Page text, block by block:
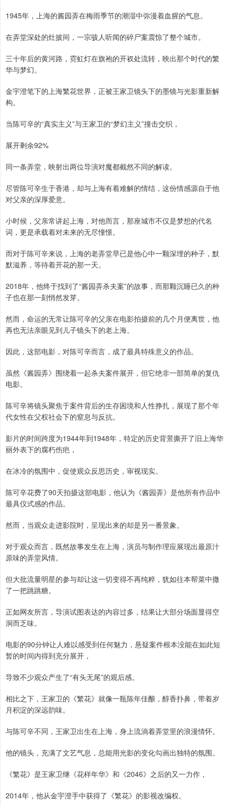
1945年，上海的酱园弄在梅雨季节的潮湿中弥漫着血腥的气息。
在弄堂深处的灶披间，一宗骇人听闻的碎尸案震惊了整个城市。
三十年后的黄河路，霓虹灯在旗袍的开衩处流转，映出那个时代的繁
华与梦幻。
金宇澄笔下的上海繁花世界，正被王家卫镜头下的墨镜与光影重新解
构。
当陈可辛的“真实主义”与王家卫的“梦幻主义”撞击交织，
展开剩余92%
同一条弄堂，映射出两位导演对魔都截然不同的解读。
尽管陈可辛生于香港，却与上海有着难解的情结，这份情感源自于他
对父亲的深厚爱意。
小时候，父亲常讲起上海，对他而言，那座城市不仅是梦想的代名
词，更是承载着对未来的无尽憧憬。
而对于陈可辛来说，上海的老弄堂早已是他心中一颗深埋的种子，默
默滋养，等待着开花的那一天。
2018年，他终于找到了“酱园弄杀夫案”的故事，而那颗沉睡已久的种
子也在那一刻悄然发芽。
然而，命运的无常让陈可辛的父亲在电影拍摄前的几个月便离世，他
再也无法亲眼见到儿子镜头下的老上海。
因此，这部电影，对陈可辛而言，成了最具特殊意义的作品。
虽然《酱园弄》围绕着一起杀夫案件展开，但它绝非一部简单的复仇
电影。
陈可辛将镜头聚焦于案件背后的生存困境和人性挣扎，展现了那个年
代女性在父权社会下的窒息与反抗。
影片的时间跨度为1944年到1948年，特定的历史背景撕开了旧上海华
丽外表下的腐朽伤疤，
在冰冷的氛围中，促使观众反思历史，审视现实。
陈可辛花费了90天拍摄这部电影，他认为《酱园弄》是他所有作品中
最具仪式感的作品。
然而，当观众走进影院时，呈现出来的却是另一番景象。
对于观众而言，既然故事发生在上海，演员与制作理应展现出最原汁
原味的弄堂风情。
但大批流量明星的参与却让这一切变得不再纯粹，犹如往本帮菜中撒
了一把跳跳糖。
正如网友所言，导演试图表达的内容过多，结果让大部分场面显得空
洞而乏味。
电影的90分钟让人难以感受到任何魅力，悬疑案件根本没能在如此短
暂的时间内得到充分展开，
导致不少观众产生了“有头无尾”的观后感。
相比之下，王家卫的《繁花》就像一瓶陈年佳酿，醇香扑鼻，带着岁
月积淀的深远韵味。
与陈可辛不同，王家卫出生在上海，身上流淌着弄堂里的浪漫情怀。
他的镜头，充满了文艺气息，总能用光影的变化勾画出独特的氛围。
《繁花》是王家卫继《花样年华》和《2046》之后的又一力作，
2014年，他从金宇澄手中获得了《繁花》的影视改编权。